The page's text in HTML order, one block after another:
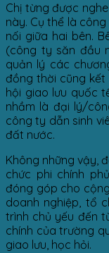
Chị từng được
này. Cụ thể là
nối giữa hai bên.
(công ty săn đầu
quản lý các
đồng thời cũng kết
hội giao lưu quốc
nhầm là đại lý/
công ty dẫn sinh
đất nước.
Không những vậy,
chức phi chính
đóng góp cho
doanh nghiệp, tổ
trình chủ yếu đến
chính của trường
giao lưu, học hỏi.